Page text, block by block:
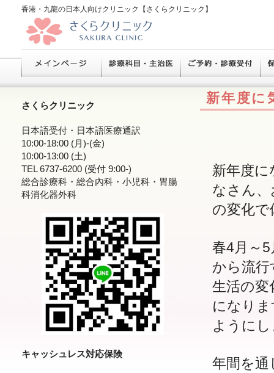
香港・九龍の日本人向けクリニック【さくらクリニック】
新年度に
新年度
なさん
の変化
春4月～
から流
生活の変
になり
ように
年間を通
さくらクリニック
日本語受付・日本語医療通訳
10:00-18:00 (月)-(金)
10:00-13:00 (土)
TEL 6737-6200 (受付 9:00-)
総合診療科・総合內科・小児科・胃腸
科消化器外科
キャッシュレス対応保険